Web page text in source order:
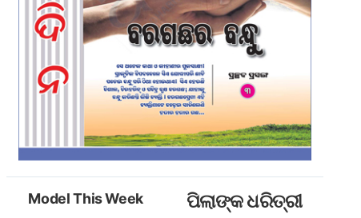
Model This Week ପିଲାଙ୍କ ଧରିତ୍ରୀ